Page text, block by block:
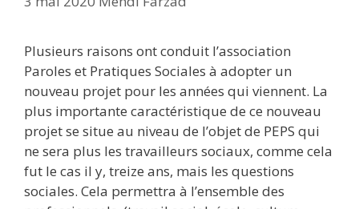
Plusieurs raisons ont conduit l’association
Paroles et Pratiques Sociales à adopter un
nouveau projet pour les années qui viennent. La
plus importante caractéristique de ce nouveau
projet se situe au niveau de l’objet de PEPS qui
ne sera plus les travailleurs sociaux, comme cela
fut le cas il y, treize ans, mais les questions
sociales. Cela permettra à l’ensemble des